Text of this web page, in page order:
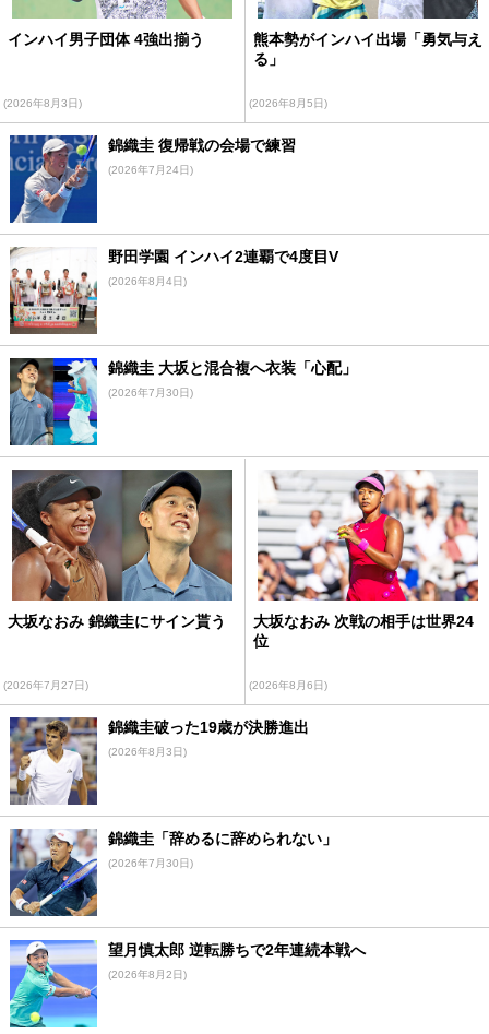
インハイ男子団体 4強出揃う
(2026年8月3日)
熊本勢がインハイ出場「勇気与え
る」
(2026年8月5日)
錦織圭 復帰戦の会場で練習
(2026年7月24日)
野田学園 インハイ2連覇で4度目V
(2026年8月4日)
錦織圭 大坂と混合複へ衣装「心配」
(2026年7月30日)
大坂なおみ 錦織圭にサイン貰う
(2026年7月27日)
大坂なおみ 次戦の相手は世界24
位
(2026年8月6日)
錦織圭破った19歳が決勝進出
(2026年8月3日)
錦織圭「辞めるに辞められない」
(2026年7月30日)
望月慎太郎 逆転勝ちで2年連続本戦へ
(2026年8月2日)